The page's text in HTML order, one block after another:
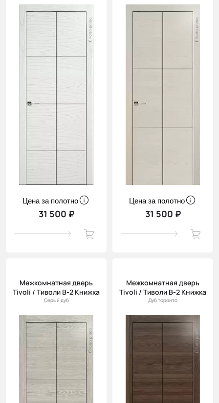
Цена за полотно
31 500 ₽
Цена за полотно
31 500 ₽
Межкомнатная дверь
Tivoli / Тиволи В-2 Книжка
Серый дуб
Межкомнатная дверь
Tivoli / Тиволи В-2 Книжка
Дуб торонто